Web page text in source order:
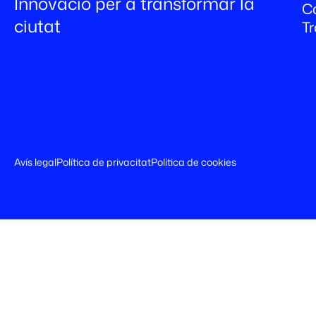
ciutat
Avís legalPolítica de privacitatPolítica de cookies